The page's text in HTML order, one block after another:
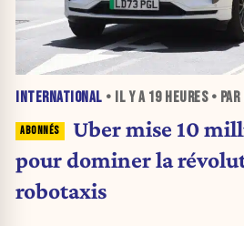
INTERNATIONAL • IL Y A 19 HEURES• PAR
Uber mise 10
pour dominer la
robotaxis